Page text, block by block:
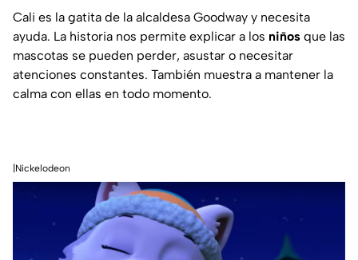
Cali es la gatita de la alcaldesa Goodway y necesita
ayuda. La historia nos permite explicar a los niños que las
mascotas se pueden perder, asustar o necesitar
atenciones constantes. También muestra a mantener la
calma con ellas en todo momento.
|Nickelodeon